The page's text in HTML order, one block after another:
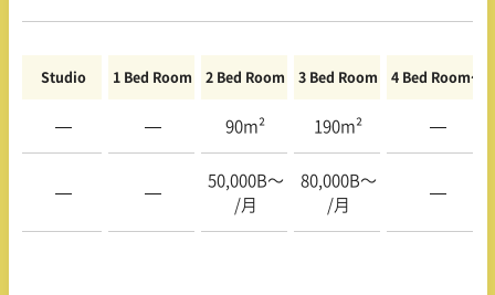
Studio 1 Bed Room 2 Bed Room 3 Bed Room 4 Bed Room〜
— — 90m² 190m² —
— —
50,000B〜
/月
80,000B〜
/月
—